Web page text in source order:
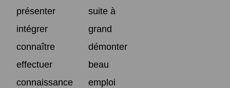
présenter
suite à
intégrer
grand
connaître
démonter
effectuer
beau
connaissance
emploi